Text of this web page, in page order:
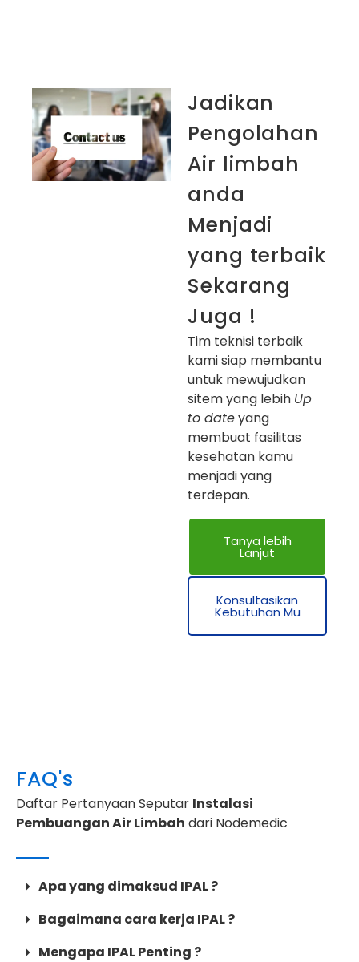
Jadikan
Pengolahan
Air limbah
anda
Menjadi
yang terbaik
Sekarang
Juga !
Tim teknisi terbaik
kami siap membantu
untuk mewujudkan
sitem yang lebih Up
to dateyang
membuat fasilitas
kesehatan kamu
menjadi yang
terdepan.
Tanya lebih
Lanjut
Konsultasikan
Kebutuhan Mu
FAQ's
Daftar Pertanyaan Seputar Instalasi
Pembuangan Air Limbah dari Nodemedic
Apa yang dimaksud IPAL ?
Bagaimana cara kerja IPAL ?
Mengapa IPAL Penting ?